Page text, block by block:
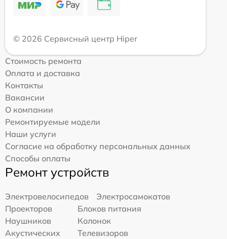
© 2026 Сервисный центр Hiper
Стоимость ремонта
Оплата и доставка
Контакты
Вакансии
О компании
Ремонтируемые модели
Наши услуги
Согласие на обработку персональных данных
Способы оплаты
Ремонт устройств
Электровелосипедов
Электросамокатов
Проекторов
Блоков питания
Наушников
Колонок
Акустических
Телевизоров